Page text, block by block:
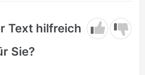
Text hilfreich
Sie?